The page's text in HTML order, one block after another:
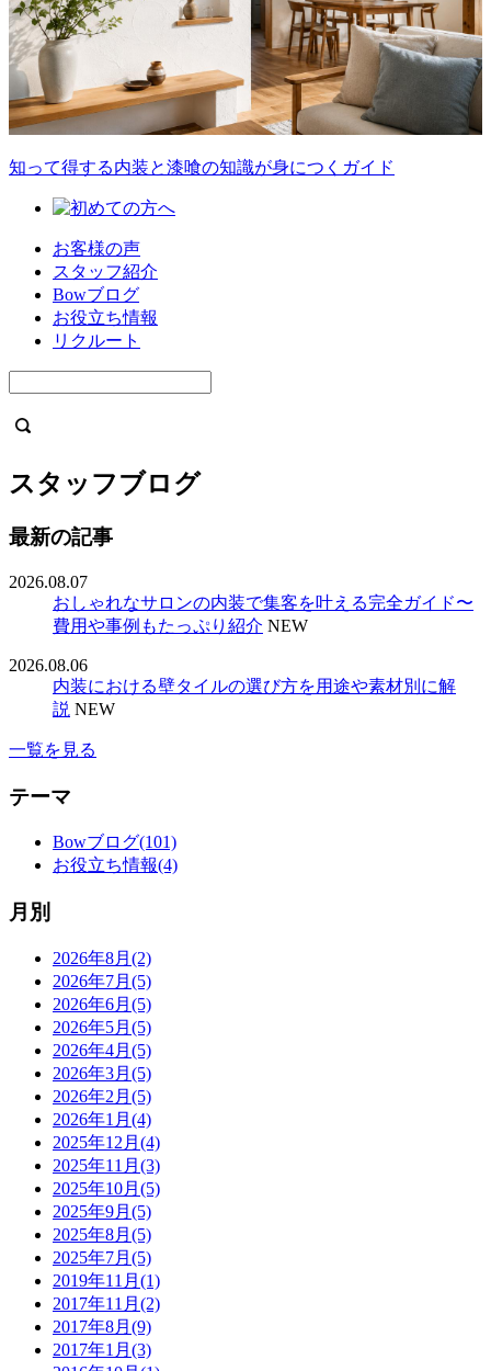
知って得する内装と漆喰の知識が身につくガイド
お客様の声
スタッフ紹介
Bowブログ
お役立ち情報
リクルート
スタッフブログ
最新の記事
2026.08.07
おしゃれなサロンの内装で集客を叶える完全ガイド〜
費用や事例もたっぷり紹介 NEW
2026.08.06
内装における壁タイルの選び方を用途や素材別に解
説 NEW
一覧を見る
テーマ
Bowブログ(101)
お役立ち情報(4)
月別
2026年8月(2)
2026年7月(5)
2026年6月(5)
2026年5月(5)
2026年4月(5)
2026年3月(5)
2026年2月(5)
2026年1月(4)
2025年12月(4)
2025年11月(3)
2025年10月(5)
2025年9月(5)
2025年8月(5)
2025年7月(5)
2019年11月(1)
2017年11月(2)
2017年8月(9)
2017年1月(3)